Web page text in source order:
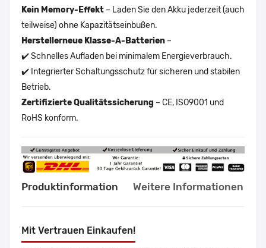
Kein Memory-Effekt – Laden Sie den Akku jederzeit (auch
teilweise) ohne Kapazitätseinbußen.
Herstellerneue Klasse-A-Batterien –
✔️ Schnelles Aufladen bei minimalem Energieverbrauch.
✔️ Integrierter Schaltungsschutz für sicheren und stabilen
Betrieb.
Zertifizierte Qualitätssicherung – CE, ISO9001 und
RoHS konform.
Produktinformation Weitere Informationen
Mit Vertrauen Einkaufen!